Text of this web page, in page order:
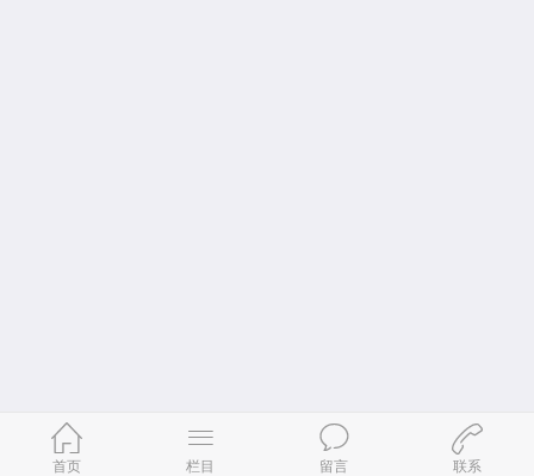
首页 栏目 留言 联系